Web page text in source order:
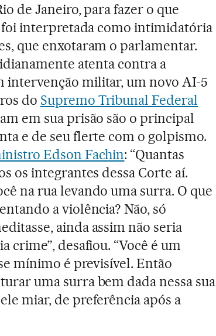
de Janeiro, para fazer o que
foi interpretada como intimidatória
que enxotaram o parlamentar.
atenta contra a
intervenção militar, um novo AI-5
do Supremo Tribunal Federal
em sua prisão são o principal
e de seu flerte com o golpismo.
Edson Fachin: “Quantas
os integrantes dessa Corte aí.
na rua levando uma surra. O que
a violência? Não, só
ainda assim não seria
crime”, desafiou. “Você é um
mínimo é previsível. Então
uma surra bem dada nessa sua
miar, de preferência após a